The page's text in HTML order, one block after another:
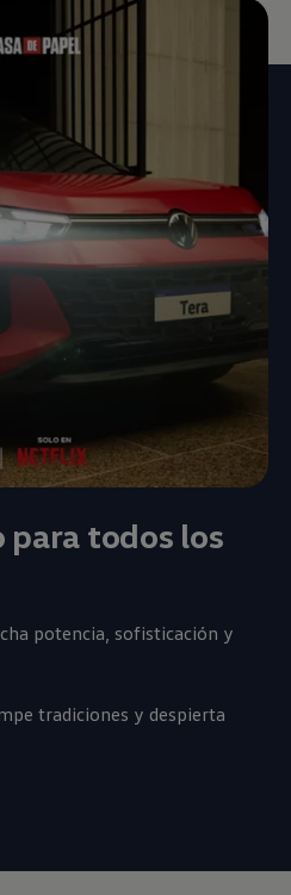
para todos los
potencia, sofisticación y
tradiciones y despierta